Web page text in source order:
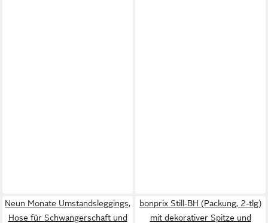
Neun Monate Umstandsleggings,
Hose für Schwangerschaft und
bonprix Still-BH (Packung, 2-tlg)
mit dekorativer Spitze und